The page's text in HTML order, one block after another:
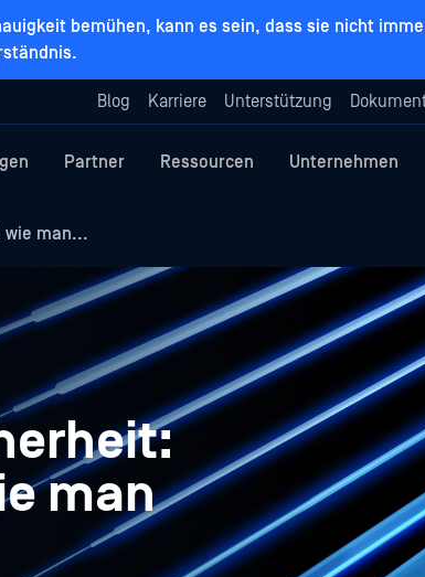
bemühen, kann es sein, dass sie nicht
Blog Karriere Unterstützung
Partner Ressourcen Unternehmen
wie man...
man